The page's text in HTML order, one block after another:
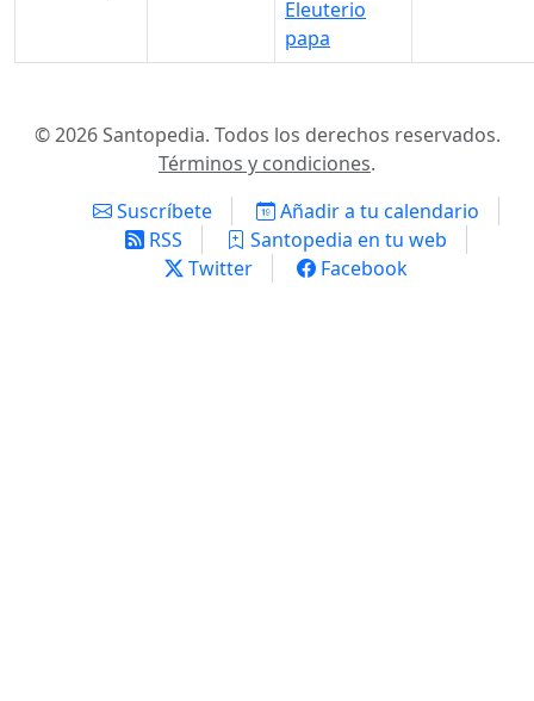
Eleuterio
papa
© 2026 Santopedia. Todos los derechos reservados.
Términos y condiciones.
Suscríbete
Añadir a tu calendario
RSS
Santopedia en tu web
Twitter
Facebook